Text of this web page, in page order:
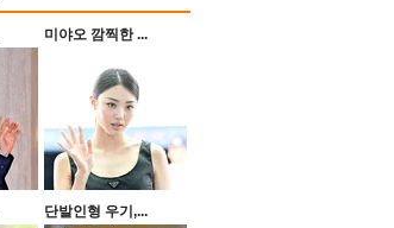
미야오 깜찍한 ...
단발인형 우기,...